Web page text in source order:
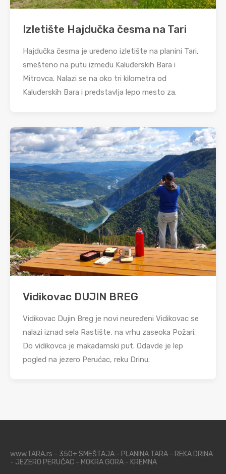
Izletište Hajdučka česma na Tari
Hajdučka česma je uređeno izletište na planini Tari,
smešteno na putu između Kaluđerskih Bara i
Mitrovca. Nalazi se na oko tri kilometra od
Kaluđerskih Bara i predstavlja lepo mesto za.
Vidikovac DUJIN BREG
Vidikovac Dujin Breg je novi neuređeni Vidikovac se
nalazi iznad sela Rastište, na vrhu zaseoka Požari.
Do vidikovca je makadamski put. Odavde je lep
pogled na jezero Perućac, reku Drinu.
www.TARA.rs - 350+ SMEŠTAJA - PLANINA TARA - REKA DRINA
- JEZERO PERUĆAC - MOKRA GORA - KREMNA